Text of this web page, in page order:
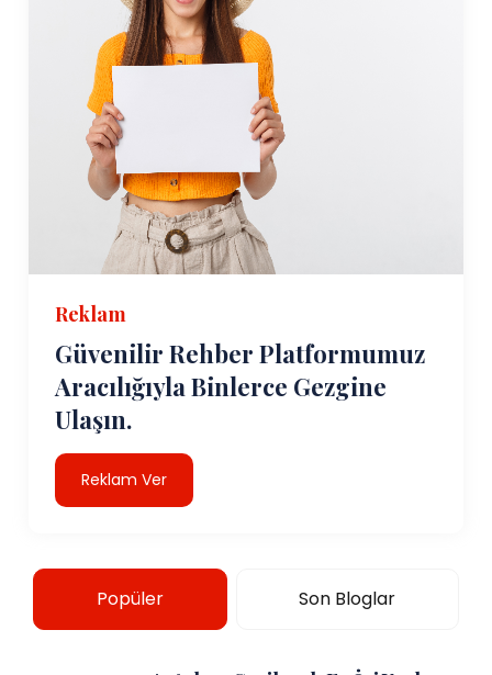
Reklam
Güvenilir Rehber Platformumuz
Aracılığıyla Binlerce Gezgine
Ulaşın.
Reklam Ver
Popüler Son Bloglar